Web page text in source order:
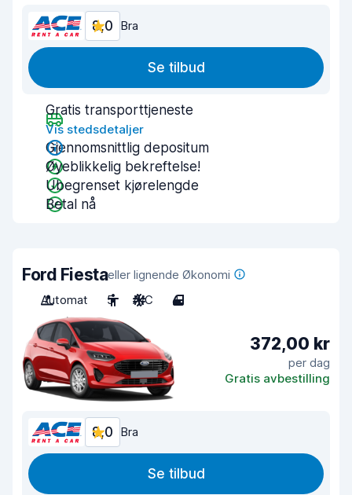
8,0 Bra
Se tilbud
Gratis transporttjeneste
Vis stedsdetaljer
Gjennomsnittlig depositum
Øyeblikkelig bekreftelse!
Ubegrenset kjørelengde
Betal nå
Ford Fiestaeller lignende Økonomi
Automat
5 A/C 4
372,00 kr
per dag
Gratis avbestilling
8,0 Bra
Se tilbud